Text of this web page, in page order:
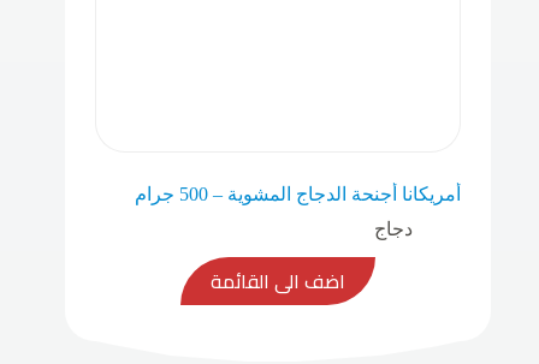
أمريكانا أجنحة الدجاج المشوية – 500 جرام
دجاج
اضف الى القائمة